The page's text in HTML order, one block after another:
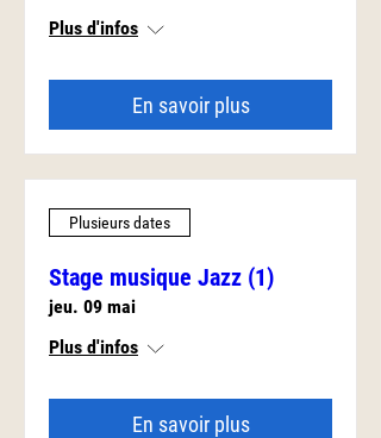
Plus d'infos
En savoir plus
Plusieurs dates
Stage musique Jazz (1)
jeu. 09 mai
Plus d'infos
En savoir plus